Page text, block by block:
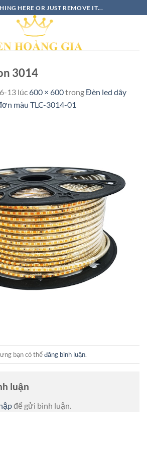
HERE OR JUST REMOVE IT...
3014
13 lúc600 × 600trongĐèn led dây
màu TLC-3014-01
bạn có thểđăng bình luận.
luận
để gửi bình luận.